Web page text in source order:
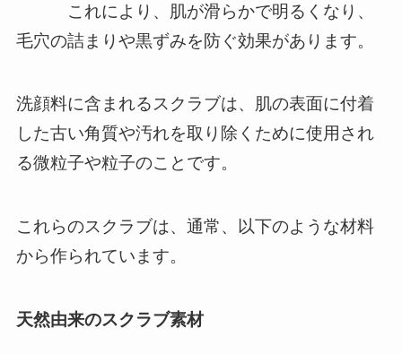
これにより、肌が滑らかで明るくなり、
毛穴の詰まりや黒ずみを防ぐ効果があります。
洗顔料に含まれるスクラブは、肌の表面に付着
した古い角質や汚れを取り除くために使用され
る微粒子や粒子のことです。
これらのスクラブは、通常、以下のような材料
から作られています。
天然由来のスクラブ素材